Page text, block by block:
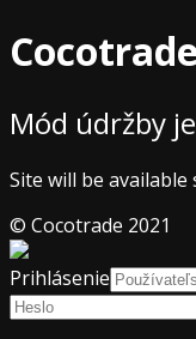
Cocotrade
Mód údržby
Site will be
© Cocotrade 2021
Prihlásenie